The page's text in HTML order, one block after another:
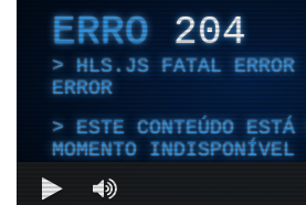
ERRO204
HLS.JS FATAL ERROR
ERROR
ESTE CONTEÚDO ESTÁ
MOMENTO INDISPONÍVEL